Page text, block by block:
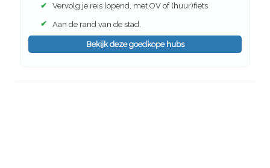
✔ Vervolg je reis lopend, met OV of (huur)fiets
✔ Aan de rand van de stad.
Bekijk deze goedkope hubs